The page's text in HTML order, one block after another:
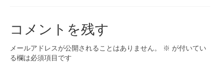
コメントを残す
メールアドレスが公開されることはありません。 ※ が付いてい
る欄は必須項目です